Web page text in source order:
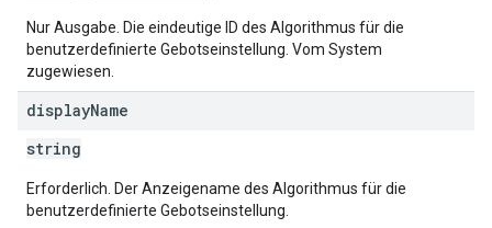
Nur Ausgabe. Die eindeutige ID des Algorithmus für die
benutzerdefinierte Gebotseinstellung. Vom System
zugewiesen.
displayName
string
Erforderlich. Der Anzeigename des Algorithmus für die
benutzerdefinierte Gebotseinstellung.